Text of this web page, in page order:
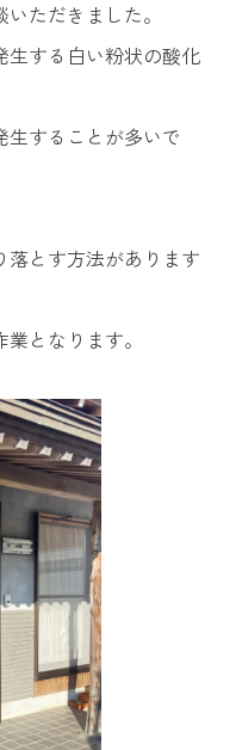
ただきました。
生する白い粉状の酸化
生することが多いで
とす方法があります
となります。